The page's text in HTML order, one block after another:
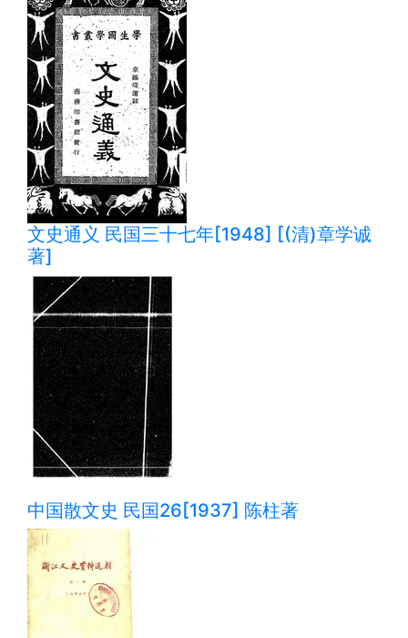
文史通义 民国三十七年[1948] [(清)章学诚
著]
中国散文史 民国26[1937] 陈柱著